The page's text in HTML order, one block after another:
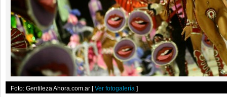
Foto: Gentileza Ahora.com.ar [Ver fotogalería ]